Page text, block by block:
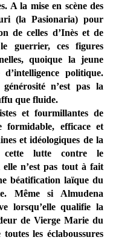
A la mise en scène des
(la Pasionaria) pour
de celles d’Inès et de
guerrier, ces figures
quoique la jeune
politique.
n’est pas la
que fluide.
et fourmillantes de
formidable, efficace et
et idéologiques de la
cette lutte contre le
n’est pas tout à fait
béatification laïque du
Même si Almudena
lorsqu’elle qualifie la
de Vierge Marie du
les éclaboussures